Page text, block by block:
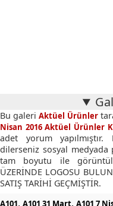
Bu galeriAktüel Ürünler
Nisan 2016 Aktüel Ürünler
adet yorum
dilerseniz sosyal
tam boyutu ile
ÜZERİNDE LOGOSU
SATIŞ TARİHİ GEÇMİŞTİR.
A101, A101 31 Mart, A101 7